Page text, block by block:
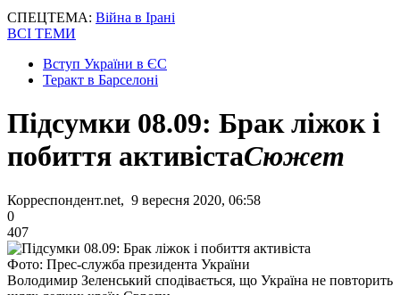
СПЕЦТЕМА: Війна в Ірані
ВСІ ТЕМИ
Вступ України в ЄС
Теракт в Барселоні
Підсумки 08.09: Брак ліжок і
побиття активістаСюжет
Корреспондент.net, 9 вересня 2020, 06:58
0
407
Фото: Прес-служба президента України
Володимир Зеленський сподівається, що Україна не повторить